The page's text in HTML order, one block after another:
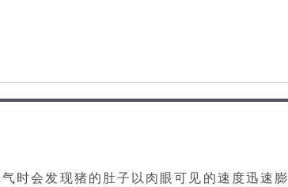
时会发现猪的肚子以肉眼可见的速度迅速膨